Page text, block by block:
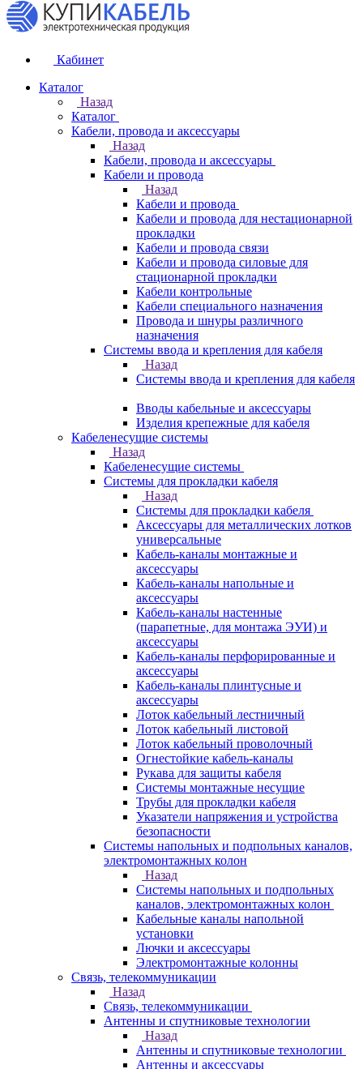
Кабинет
Каталог
Назад
Каталог
Кабели, провода и аксессуары
Назад
Кабели, провода и аксессуары
Кабели и провода
Назад
Кабели и провода
Кабели и провода для нестационарной
прокладки
Кабели и провода связи
Кабели и провода силовые для
стационарной прокладки
Кабели контрольные
Кабели специального назначения
Провода и шнуры различного
назначения
Системы ввода и крепления для кабеля
Назад
Системы ввода и крепления для кабеля
Вводы кабельные и аксессуары
Изделия крепежные для кабеля
Кабеленесущие системы
Назад
Кабеленесущие системы
Системы для прокладки кабеля
Назад
Системы для прокладки кабеля
Аксессуары для металлических лотков
универсальные
Кабель-каналы монтажные и
аксессуары
Кабель-каналы напольные и
аксессуары
Кабель-каналы настенные
(парапетные, для монтажа ЭУИ) и
аксессуары
Кабель-каналы перфорированные и
аксессуары
Кабель-каналы плинтусные и
аксессуары
Лоток кабельный лестничный
Лоток кабельный листовой
Лоток кабельный проволочный
Огнестойкие кабель-каналы
Рукава для защиты кабеля
Системы монтажные несущие
Трубы для прокладки кабеля
Указатели напряжения и устройства
безопасности
Системы напольных и подпольных каналов,
электромонтажных колон
Назад
Системы напольных и подпольных
каналов, электромонтажных колон
Кабельные каналы напольной
установки
Лючки и аксессуары
Электромонтажные колонны
Связь, телекоммуникации
Назад
Связь, телекоммуникации
Антенны и спутниковые технологии
Назад
Антенны и спутниковые технологии
Антенны и аксессуары